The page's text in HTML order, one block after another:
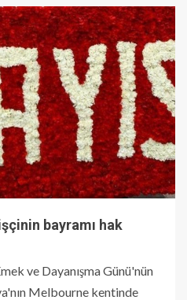
bayramı hak
ve Dayanışma Günü'nün
Melbourne kentinde